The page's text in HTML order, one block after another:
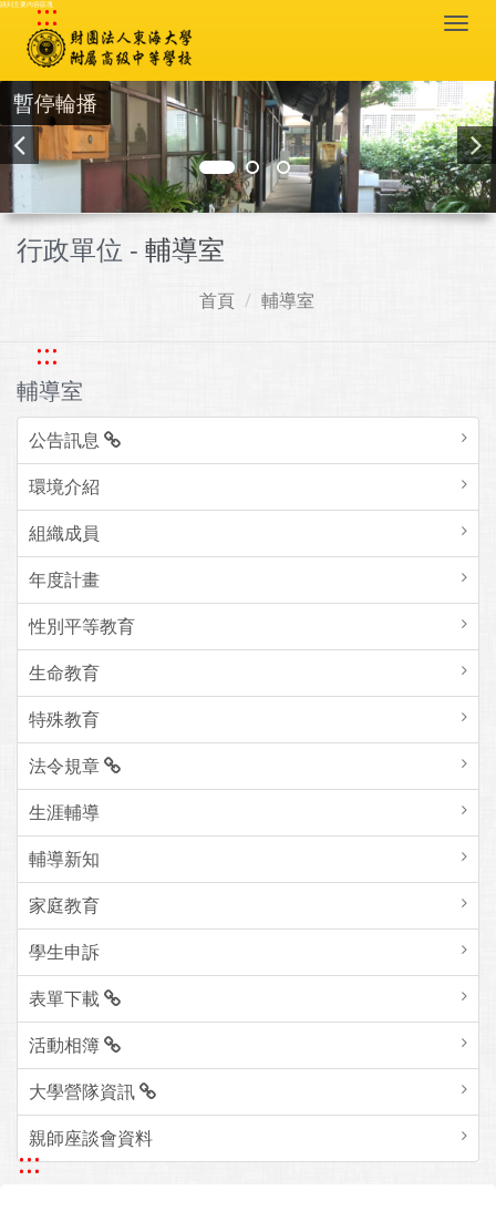
跳到主要內容區塊
:::
暫停輪播
行政單位 - 輔導室
首頁 輔導室
:::
輔導室
公告訊息
環境介紹
組織成員
年度計畫
性別平等教育
生命教育
特殊教育
法令規章
生涯輔導
輔導新知
家庭教育
學生申訴
表單下載
活動相簿
大學營隊資訊
親師座談會資料
:::